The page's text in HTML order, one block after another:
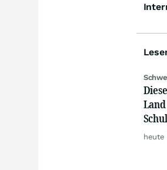
heute